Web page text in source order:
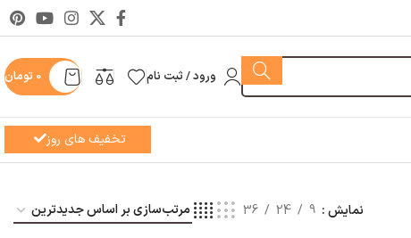
ورود / ثبت نام 0 تومان
تخفیف های روز
نمایش 9
24
36